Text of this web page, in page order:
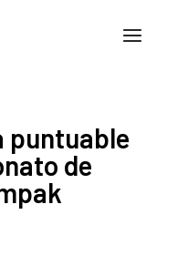
puntuable
de